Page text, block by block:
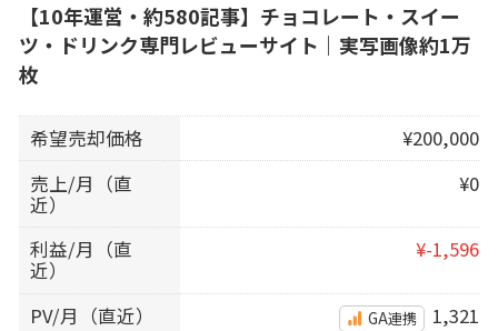
【10年運営・約580記事】チョコレート・スイー
ツ・ドリンク専門レビューサイト｜実写画像約1万
枚
希望売却価格
¥200,000
売上/月（直
近）
¥0
利益/月（直
近）
¥-1,596
PV/月（直近） GA連携 1,321